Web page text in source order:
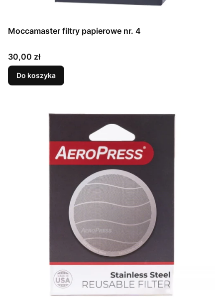
Moccamaster filtry papierowe nr. 4
Cena
30,00 zł
Do koszyka